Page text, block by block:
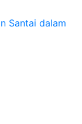
Santai dalam